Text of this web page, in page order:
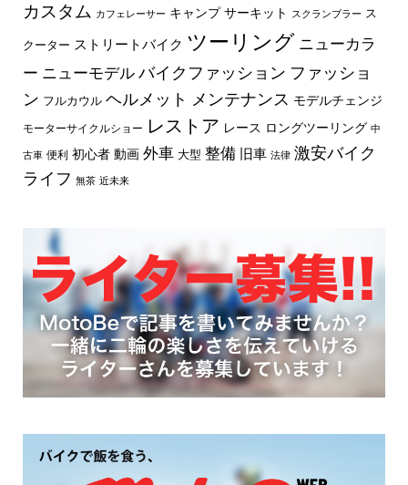
カスタム カフェレーサー キャンプ サーキット スクランブラー ス
クーター ストリートバイク ツーリング ニューカラ
ー ニューモデル バイクファッション ファッショ
ン フルカウル ヘルメット メンテナンス モデルチェンジ
モーターサイクルショー レストア レース ロングツーリング 中
古車 便利 初心者 動画 外車 大型 整備 旧車 法律 激安バイク
ライフ 無茶 近未来